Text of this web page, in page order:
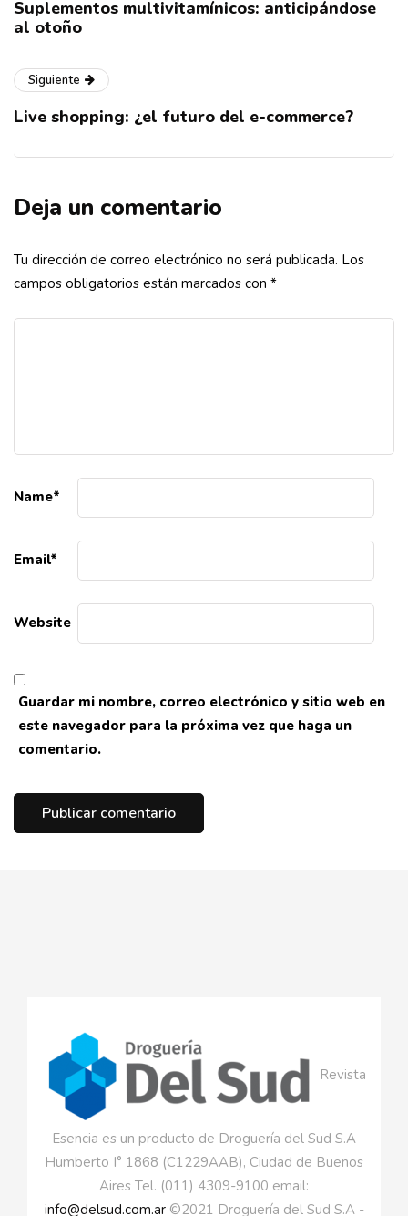
Suplementos multivitamínicos: anticipándose
al otoño
Siguiente
Live shopping: ¿el futuro del e-commerce?
Deja un comentario
Tu dirección de correo electrónico no será publicada. Los
campos obligatorios están marcados con *
Name*
Email*
Website
Guardar mi nombre, correo electrónico y sitio web en
este navegador para la próxima vez que haga un
comentario.
Revista
Esencia es un producto de Droguería del Sud S.A
Humberto I° 1868 (C1229AAB), Ciudad de Buenos
Aires Tel. (011) 4309-9100 email:
info@delsud.com.ar©2021 Droguería del Sud S.A -